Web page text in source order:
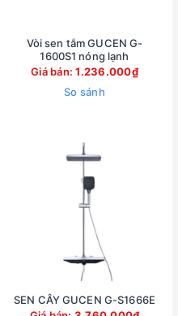
Vòi sen tắm GUCEN G-
1600S1 nóng lạnh
Giá bán:1.236.000₫
So sánh
SEN CÂY GUCEN G-S1666E